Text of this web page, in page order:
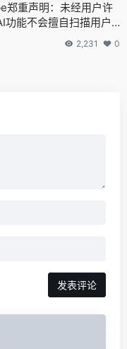
郑重声明：未经用户许
功能不会擅自扫描用户
2,231 0
发表评论